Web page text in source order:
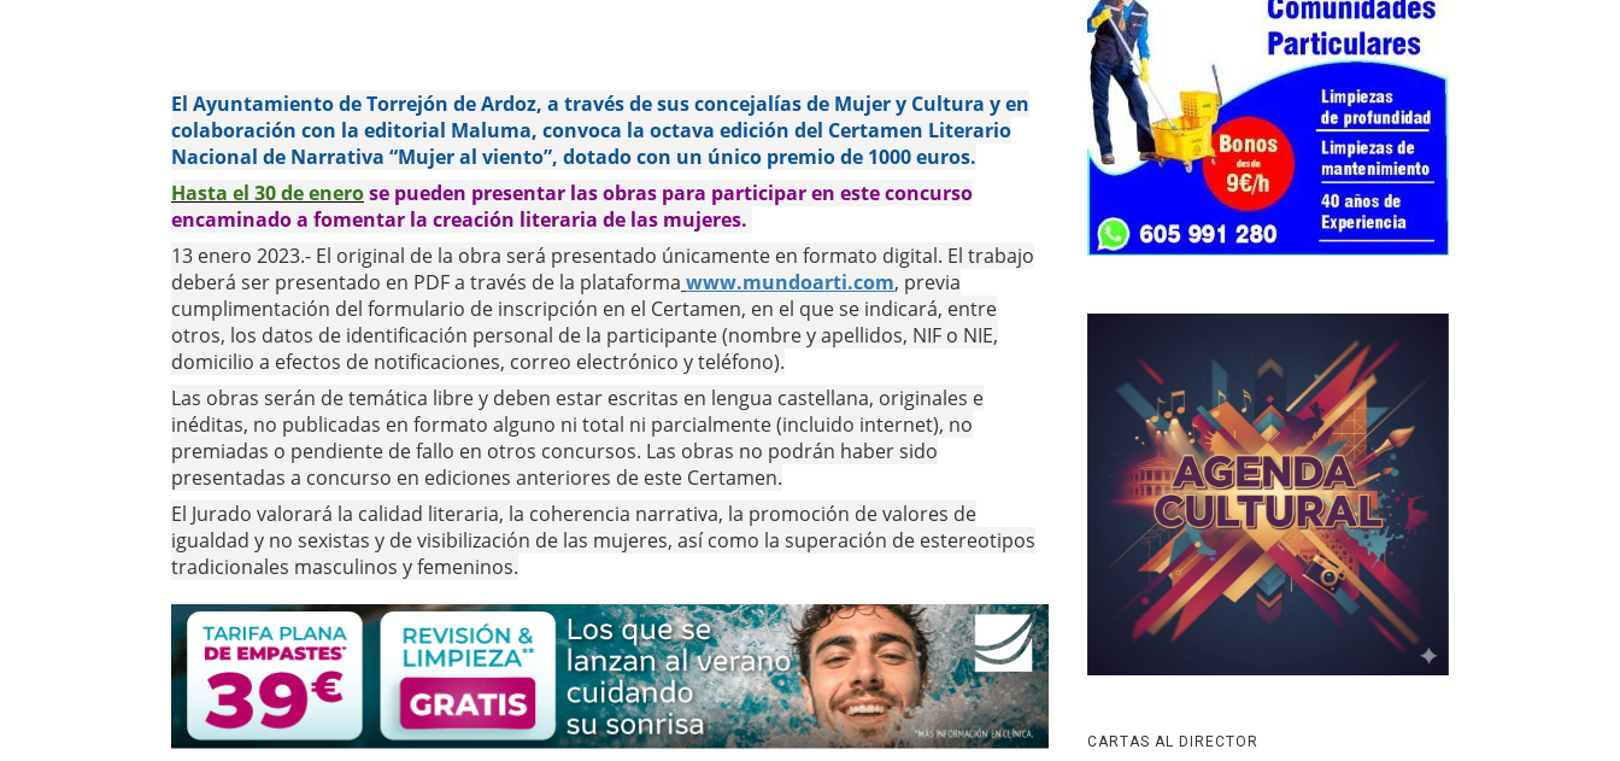
El Ayuntamiento de Torrejón de Ardoz, a través de sus concejalías de Mujer y Cultura y en
colaboración con la editorial Maluma, convoca la octava edición del Certamen Literario
Nacional de Narrativa “Mujer al viento”, dotado con un único premio de 1000 euros.
Hasta el 30 de enerose pueden presentar las obras para participar en este concurso
encaminado a fomentar la creación literaria de las mujeres.
13 enero 2023.- El original de la obra será presentado únicamente en formato digital. El trabajo
deberá ser presentado en PDF a través de la plataforma www.mundoarti.com, previa
cumplimentación del formulario de inscripción en el Certamen, en el que se indicará, entre
otros, los datos de identificación personal de la participante (nombre y apellidos, NIF o NIE,
domicilio a efectos de notificaciones, correo electrónico y teléfono).
Las obras serán de temática libre y deben estar escritas en lengua castellana, originales e
inéditas, no publicadas en formato alguno ni total ni parcialmente (incluido internet), no
premiadas o pendiente de fallo en otros concursos. Las obras no podrán haber sido
presentadas a concurso en ediciones anteriores de este Certamen.
El Jurado valorará la calidad literaria, la coherencia narrativa, la promoción de valores de
igualdad y no sexistas y de visibilización de las mujeres, así como la superación de estereotipos
tradicionales masculinos y femeninos.
CARTAS AL DIRECTOR